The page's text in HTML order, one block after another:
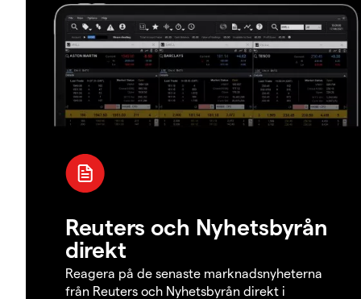
Reuters och Nyhetsbyrån
direkt
Reagera på de senaste marknadsnyheterna
från Reuters och Nyhetsbyrån direkt i